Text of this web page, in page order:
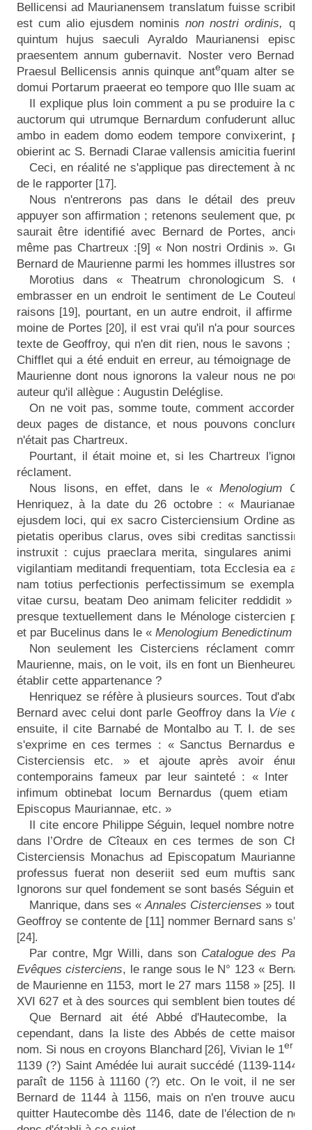
Bellicensi ad Maurianensem translatum fuisse scribit ;
est cum alio ejusdem nominisnon nostri ordinis, qui
quintum hujus saeculi Ayraldo Maurianensi
praesentem annum gubernavit. Noster vero
Praesul Bellicensis annis quinque antequam alter sedi
domui Portarum praeerat eo tempore quo Ille suam
Il explique plus loin comment a pu se produire la
auctorum qui utrumque Bernardum confuderunt
ambo in eadem domo eodem tempore convixerint,
obierint ac S. Bernadi Clarae vallensis amicitia fuerint
Ceci, en réalité ne s'applique pas directement à
de le rapporter[17].
Nous n'entrerons pas dans le détail des
appuyer son affirmation ; retenons seulement que,
saurait être identifié avec Bernard de Portes,
même pas Chartreux :[9] « Non nostri Ordinis ».
Bernard de Maurienne parmi les hommes illustres
Morotius dans « Theatrum chronologicum S.
embrasser en un endroit le sentiment de Le Couteulx
raisons [19], pourtant, en un autre endroit, il affirme
moine de Portes [20], il est vrai qu'il n'a pour sources
texte de Geoffroy, qui n'en dit rien, nous le savons ;
Chifflet qui a été enduit en erreur, au témoignage de
Maurienne dont nous ignorons la valeur nous ne
auteur qu'il allègue : Augustin Deléglise.
On ne voit pas, somme toute, comment accorder
deux pages de distance, et nous pouvons conclure,
n'était pas Chartreux.
Pourtant, il était moine et, si les Chartreux
réclament.
Nous lisons, en effet, dans le «Menologium
Henriquez, à la date du 26 octobre : « Maurianae
ejusdem loci, qui ex sacro Cisterciensium Ordine
pietatis operibus clarus, oves sibi creditas
instruxit : cujus praeclara merita, singulares animi
vigilantiam meditandi frequentiam, tota Ecclesia ea
nam totius perfectionis perfectissimum se exemplar
vitae cursu, beatam Deo animam feliciter reddidit »
presque textuellement dans le Ménologe cistercien
et par Bucelinus dans le « Menologium Benedictinum
Non seulement les Cisterciens réclament comme
Maurienne, mais, on le voit, ils en font un
établir cette appartenance ?
Henriquez se réfère à plusieurs sources. Tout
Bernard avec celui dont parle Geoffroy dans la Vie de
ensuite, il cite Barnabé de Montalbo au T. I. de ses
s'exprime en ces termes : « Sanctus Bernardus
Cisterciensis etc. » et ajoute après avoir
contemporains fameux par leur sainteté : « Inter
infimum obtinebat locum Bernardus (quem etiam
Episcopus Mauriannae, etc. »
Il cite encore Philippe Séguin, lequel nombre notre
dans l’Ordre de Cîteaux en ces termes de son
Cisterciensis Monachus ad Episcopatum
professus fuerat non deseriit sed eum muftis
Ignorons sur quel fondement se sont basés Séguin et
Manrique, dans ses «Annales Cistercienses » tout
Geoffroy se contente de [11] nommer Bernard sans
[24].
Par contre, Mgr Willi, dans son Catalogue des
Evêques cisterciens, le range sous le N° 123«
de Maurienne en 1153, mort le 27 mars 1158 » [25]. Il
XVI 627 et à des sources qui semblent bien toutes
Que Bernard ait été Abbé d'Hautecombe, la
cependant, dans la liste des Abbés de cette maison,
nom. Si nous en croyons Blanchard [26], Vivian le 1er
1139 (?) Saint Amédée lui aurait succédé (1139-1144)
paraît de 1156 à 11160 (?) etc. On le voit, il ne serait
Bernard de 1144à 1156, mais on n'en trouve
quitter Hautecombe dès 1146,date de l'élection de